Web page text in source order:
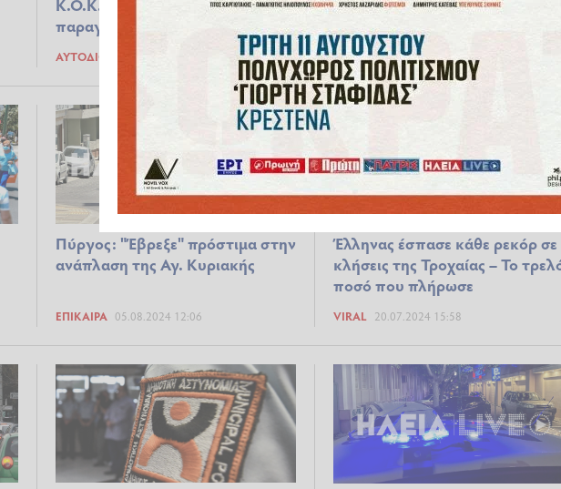
Κ.Ο.Κ. πριν το 2004
παραγράφονται
ΑΥΤΟΔΙΟΊΚΗΣΗ
οφειλές μέχρι και…25ετίας
ΑΥΤΟΔΙΟΊΚΗΣΗ 05.11.2024 07:21
Πύργος: "Έβρεξε" πρόστιμα στην
ανάπλαση της Αγ. Κυριακής
ΕΠΊΚΑΙΡΑ 05.08.2024 12:06
Έλληνας έσπασε κάθε ρεκόρ σε
κλήσεις της Τροχαίας – Το
ποσό που πλήρωσε
VIRAL 20.07.2024 15:58